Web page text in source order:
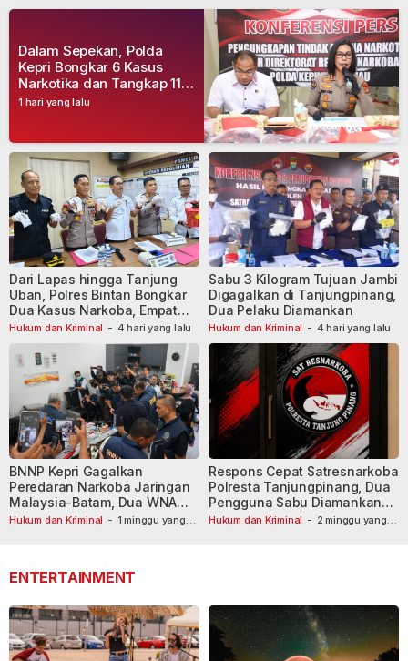
1 hari yang lalu
Dalam Sepekan, Polda
Kepri Bongkar 6 Kasus
Narkotika dan Tangkap 11
Tersangka
Hukum dan Kriminal - 4 hari yang lalu
Dari Lapas hingga Tanjung
Uban, Polres Bintan Bongkar
Dua Kasus Narkoba, Empat
Tersangka Dibekuk
Hukum dan Kriminal - 4 hari yang lalu
Sabu 3 Kilogram Tujuan Jambi
Digagalkan di Tanjungpinang,
Dua Pelaku Diamankan
Hukum dan Kriminal - 1 minggu yang
BNNP Kepri Gagalkan
Peredaran Narkoba Jaringan
Malaysia-Batam, Dua WNA
Masih Diburu
Hukum dan Kriminal - 2 minggu yang
Respons Cepat Satresnarkoba
Polresta Tanjungpinang, Dua
Pengguna Sabu Diamankan
Usai Dilaporkan ke Call Center
ENTERTAINMENT